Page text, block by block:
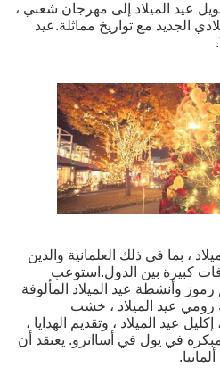
عيد الميلاد إلى مهرجان شعبي ،
الجديد مع تواريخ مماثلة.عيد
، بما في ذلك العلمانية والدين
كبيرة بين الدول.استوعب
وأنشطة عيد الميلاد المألوفة
رومي عيد الميلاد ، خشب
عيد الميلاد ، وتقديم الهدايا ،
في يول في أسااترو. يعتقد أن